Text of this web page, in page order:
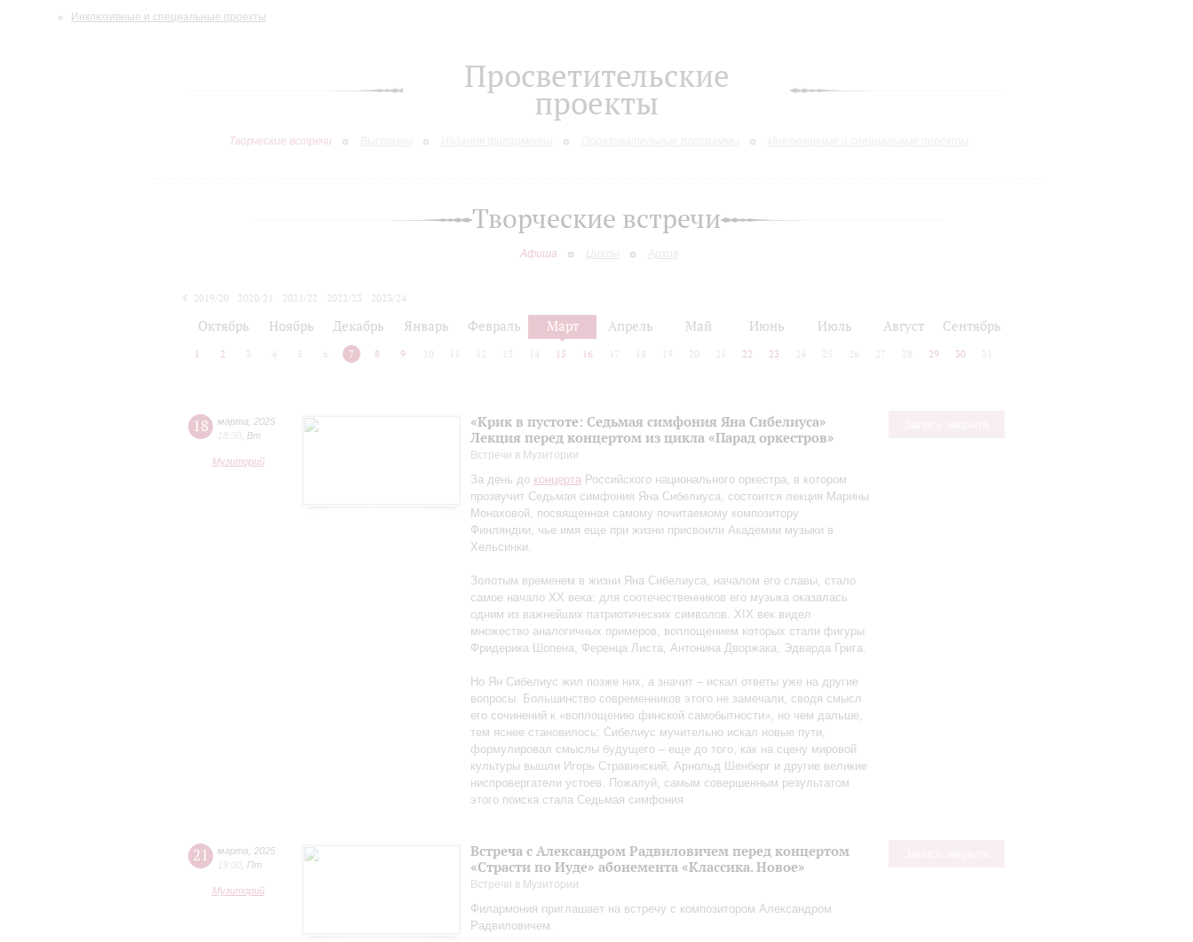
Инклюзивные и специальные проекты
Просветительские
проекты
Творческие встречи
Творческие встречи
Афиша Циклы Архив
2019/20 2020/21 2021/22 2022/23
2023/24
Октябрь Ноябрь Декабрь Январь Февраль Март Апрель Май Июнь Июль Август Сентябрь
1 2 3 4 5 6 7 8 9 10 12 13 14 15 16 17 18 19 20 21 22 23 24 25 26 27 28 29 30 31
18 марта
2025
18:30 Вт
Музиторий
«Крик в пустоте: Седьмая симфония Яна Сибелиуса»
Лекция перед концертом из цикла «Парад оркестров»
Встречи в Музитории
За день до концерта Российского национального оркестра, в котором
прозвучит Седьмая симфония Яна Сибелиуса, состоится лекция Марины
Монаховой, посвященная самому почитаемому композитору
Финляндии, чье имя еще при жизни присвоили Академии музыки в
Хельсинки.
Золотым временем в жизни Яна Сибелиуса, началом его славы, стало
самое начало XX века: для соотечественников его музыка оказалась
одним из важнейших патриотических символов. XIX век видел
множество аналогичных примеров, воплощением которых стали фигуры
Фридерика Шопена, Ференца Листа, Антонина Дворжака, Эдварда Грига.
Но Ян Сибелиус жил позже них, а значит – искал ответы уже на другие
вопросы. Большинство современников этого не замечали, сводя смысл
его сочинений к «воплощению финской самобытности», но чем дальше,
тем яснее становилось: Сибелиус мучительно искал новые пути,
формулировал смыслы будущего – еще до того, как на сцену мировой
культуры вышли Игорь Стравинский, Арнольд Шенберг и другие великие
ниспровергатели устоев. Пожалуй, самым совершенным результатом
этого поиска стала Седьмая симфония
21 марта
2025
19:00 Пт
Музиторий
Встреча с Александром Радвиловичем перед концертом
«Страсти по Иуде» абонемента «Классика. Новое»
Встречи в Музитории
Филармония приглашает на встречу с композитором Александром
Радвиловичем.